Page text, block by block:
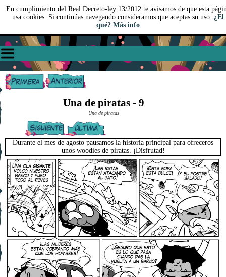
En cumplimiento del Real Decreto-ley 13/2012 te avisamos de que esta
usa cookies. Si continúas navegando consideramos que aceptas su uso. ¿El
qué? Más info
Una de piratas - 9
Una de piratas
Durante el mes de agosto pausamos la historia principal para ofreceros
unos woodies de piratas. ¡Disfrutad!